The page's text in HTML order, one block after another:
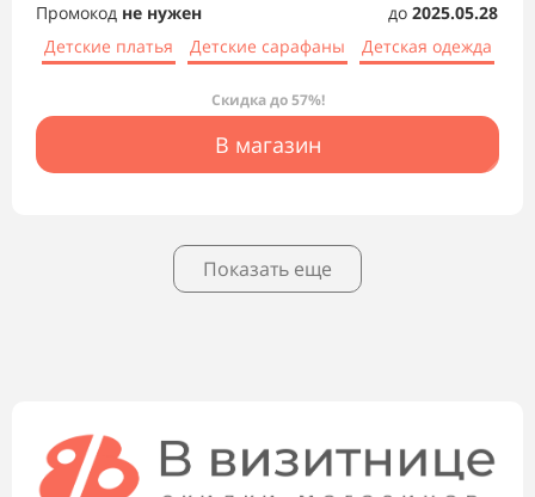
Промокод не нужен до 2025.05.28
Детские платья
Детские сарафаны Детская одежда
Скидка до 57%!
В магазин
Показать еще